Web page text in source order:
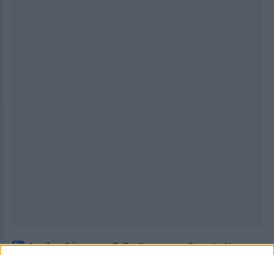
Ακολουθήστε το E-Radio.gr στοGoogle News